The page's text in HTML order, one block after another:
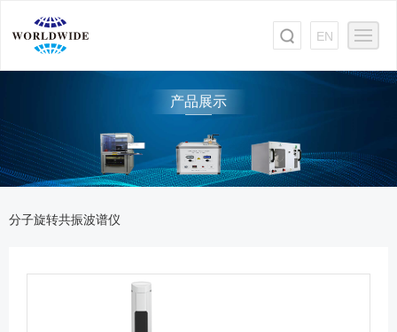
EN
产品展示
分子旋转共振波谱仪